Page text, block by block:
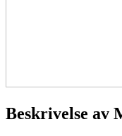
Beskrivelse av